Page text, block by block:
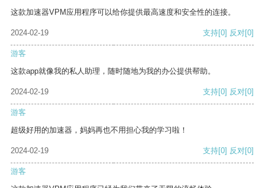
这款加速器VPM应用程序可以给你提供最高速度和安全性的连接。
2024-02-19 支持[0] 反对[0]
游客
这款app就像我的私人助理，随时随地为我的办公提供帮助。
2024-02-19 支持[0] 反对[0]
游客
超级好用的加速器，妈妈再也不用担心我的学习啦！
2024-02-19 支持[0] 反对[0]
游客